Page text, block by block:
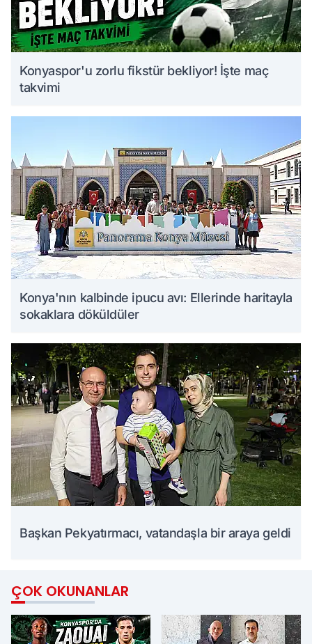
Konyaspor'u zorlu fikstür bekliyor! İşte maç
takvimi
Konya'nın kalbinde ipucu avı: Ellerinde haritayla
sokaklara döküldüler
Başkan Pekyatırmacı, vatandaşla bir araya geldi
ÇOK OKUNANLAR